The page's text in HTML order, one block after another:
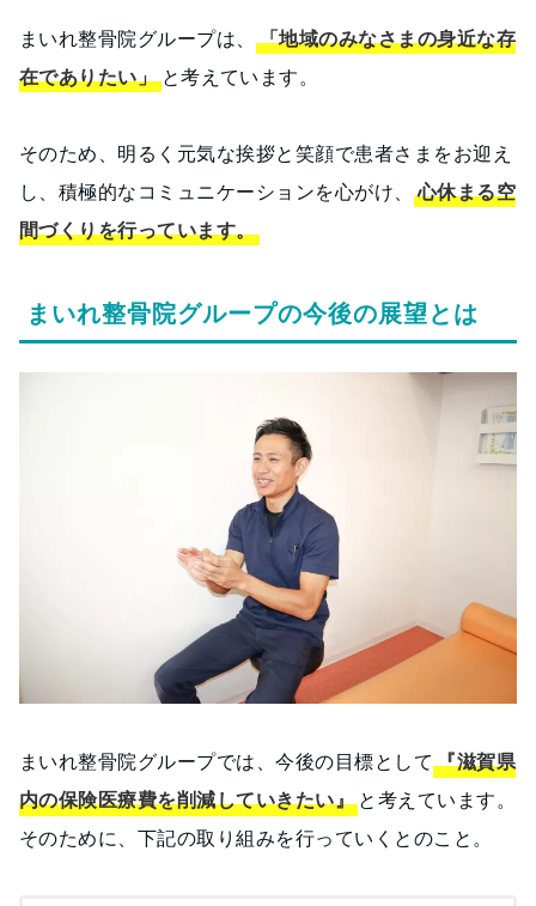
まいれ整骨院グループは、
「地域のみなさまの身近な存
在でありたい」と考えています。
そのため、明るく元気な挨拶と笑顔で患者さまをお迎え
し、積極的なコミュニケーションを心がけ、
心休まる空
間づくりを行っています。
まいれ整骨院グループの今後の展望とは
まいれ整骨院グループでは、今後の目標として『滋賀県
内の保険医療費を削減していきたい』 と考えています。
そのために、下記の取り組みを行っていくとのこと。